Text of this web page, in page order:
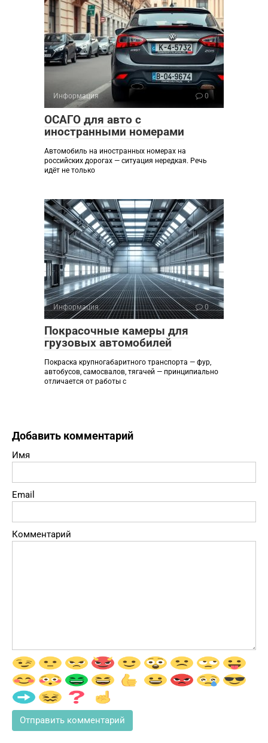
Информация 0
ОСАГО для авто с
иностранными номерами
Автомобиль на иностранных номерах на
российских дорогах — ситуация нередкая. Речь
идёт не только
Информация 0
Покрасочные камеры для
грузовых автомобилей
Покраска крупногабаритного транспорта — фур,
автобусов, самосвалов, тягачей — принципиально
отличается от работы с
Добавить комментарий
Имя
Email
Комментарий